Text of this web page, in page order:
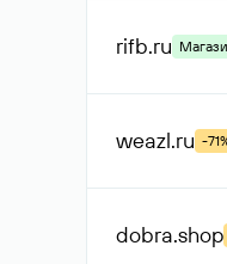
rifb.ru
weazl.ru -
dobra.shop